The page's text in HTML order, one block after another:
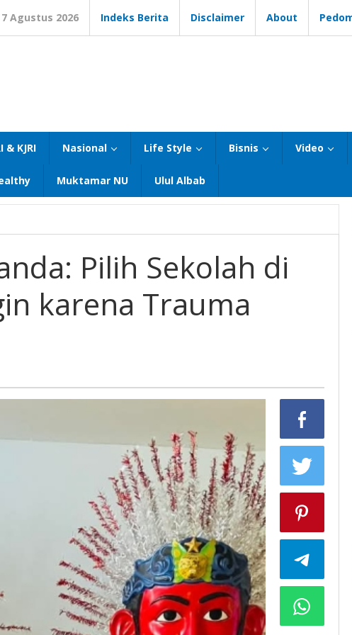
7 Agustus 2026 Indeks Berita Disclaimer About
& KJRI Nasional Life Style Bisnis Video
Muktamar NU Ulul Albab
Pilih Sekolah di
karena Trauma